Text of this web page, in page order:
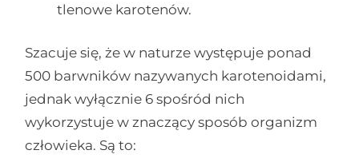
tlenowe karotenów.
Szacuje się, że w naturze występuje ponad
500 barwników nazywanych karotenoidami,
jednak wyłącznie 6 spośród nich
wykorzystuje w znaczący sposób organizm
człowieka. Są to: